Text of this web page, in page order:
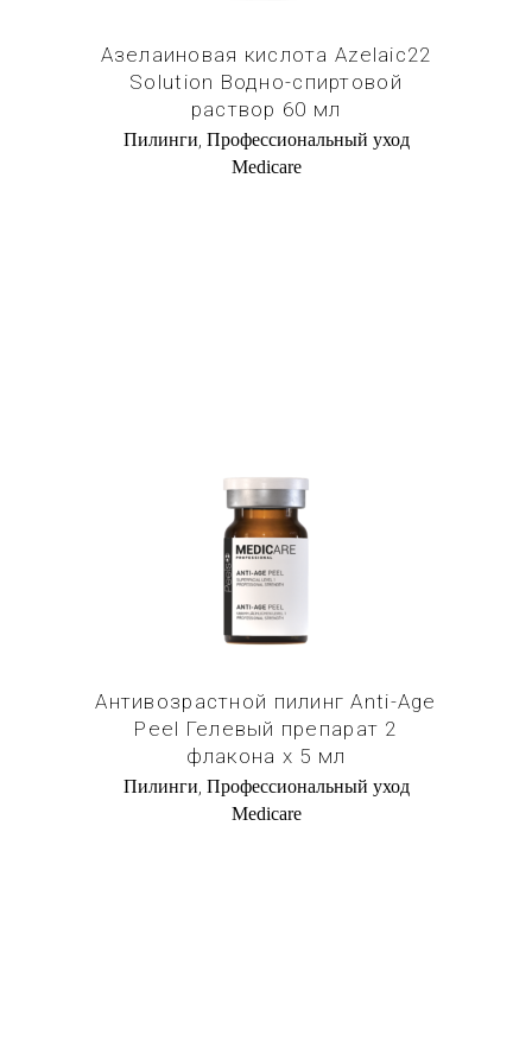
Азелаиновая кислота Azelaic22
Solution Водно-спиртовой
раствор 60 мл
Пилинги, Профессиональный уход
Medicare
Купить в 1 клик
Антивозрастной пилинг Anti-Age
Peel Гелевый препарат 2
флакона х 5 мл
Пилинги, Профессиональный уход
Medicare